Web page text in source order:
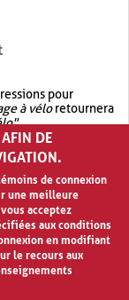
pour
à véloretournera
.
OR.garage OR vélo
à vélo
DE
de connexion
une meilleure
acceptez
aux conditions
en modifiant
le recours aux